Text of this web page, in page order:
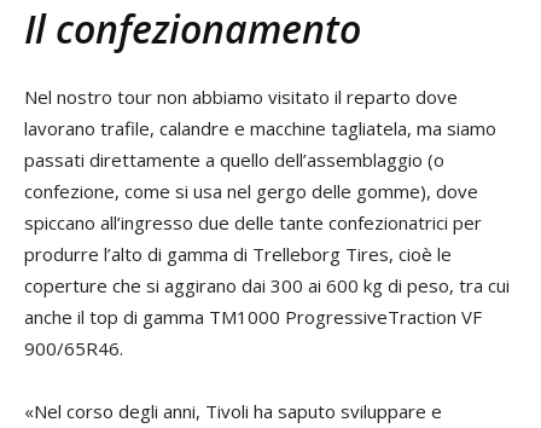
Il confezionamento
Nel nostro tour non abbiamo visitato il reparto dove
lavorano trafile, calandre e macchine tagliatela, ma siamo
passati direttamente a quello dell’assemblaggio (o
confezione, come si usa nel gergo delle gomme), dove
spiccano all’ingresso due delle tante confezionatrici per
produrre l’alto di gamma di Trelleborg Tires, cioè le
coperture che si aggirano dai 300 ai 600 kg di peso, tra cui
anche il top di gamma TM1000 ProgressiveTraction VF
900/65R46.
«Nel corso degli anni, Tivoli ha saputo sviluppare e